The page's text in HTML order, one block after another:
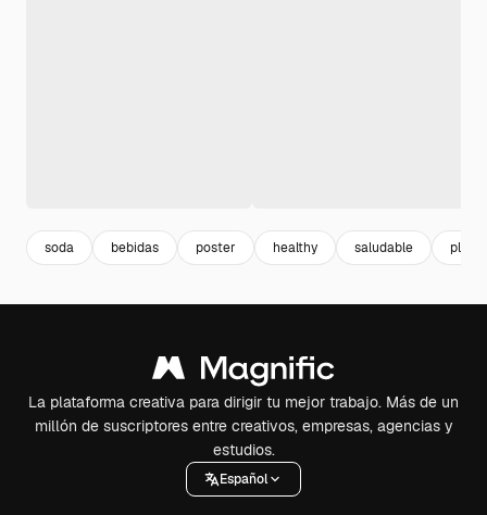
soda bebidas poster healthy saludable
La plataforma creativa para dirigir tu mejor trabajo. Más de un
millón de suscriptores entre creativos, empresas, agencias y
estudios.
Español